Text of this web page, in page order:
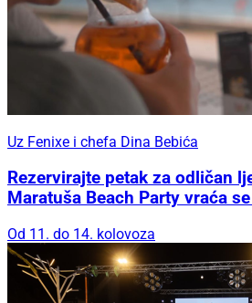
Uz Fenixe i chefa Dina Bebića
Rezervirajte petak za odličan
Maratuša Beach Party vraća
Od 11. do 14. kolovoza